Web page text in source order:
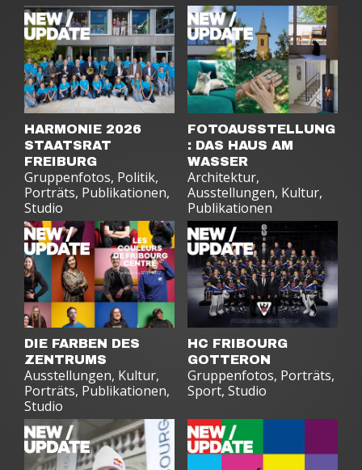
HARMONIE 2026
STAATSRAT
FREIBURG
Gruppenfotos, Politik,
Porträts, Publikationen,
Studio
FOTOAUSSTELLUNG
: DAS HAUS AM
WASSER
Architektur,
Ausstellungen, Kultur,
Publikationen
DIE FARBEN DES
ZENTRUMS
Ausstellungen, Kultur,
Porträts, Publikationen,
Studio
HC FRIBOURG
GOTTERON
Gruppenfotos, Porträts,
Sport, Studio